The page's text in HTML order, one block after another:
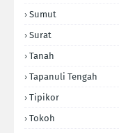
Sumut
Surat
Tanah
Tapanuli Tengah
Tipikor
Tokoh